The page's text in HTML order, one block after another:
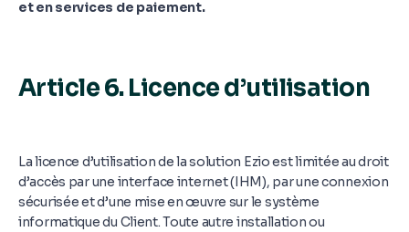
et en services de paiement.
Article 6. Licence d’utilisation
La licence d’utilisation de la solution Ezio est limitée au droit
d’accès par une interface internet (IHM), par une connexion
sécurisée et d’une mise en œuvre sur le système
informatique du Client. Toute autre installation ou